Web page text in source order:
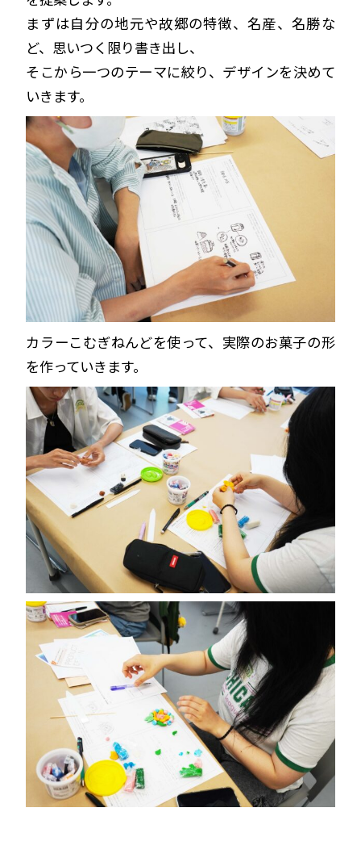
まずは自分の地元や故郷の特徴、名産、名勝な
ど、思いつく限り書き出し、
そこから一つのテーマに絞り、デザインを決めて
いきます。
カラーこむぎねんどを使って、実際のお菓子の形
を作っていきます。